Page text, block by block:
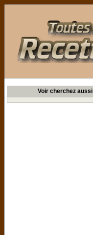
Voir cherchez aussi